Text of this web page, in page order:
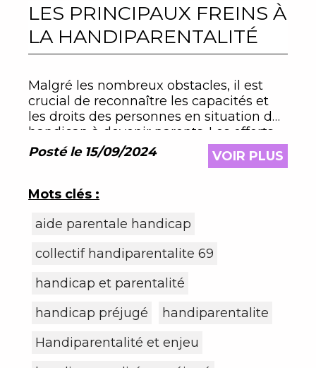
LES PRINCIPAUX FREINS À
LA HANDIPARENTALITÉ
Malgré les nombreux obstacles, il est
crucial de reconnaître les capacités et
les droits des personnes en situation de
handicap à devenir parents. Les efforts
doivent être multipliés pour améliorer
l'accessibilité, lutter contre les préjugés,
Posté le 15/09/2024 VOIR PLUS
Mots clés :
aide parentale handicap
collectif handiparentalite 69
handicap et parentalité
handicap préjugé
handiparentalite
Handiparentalité et enjeu